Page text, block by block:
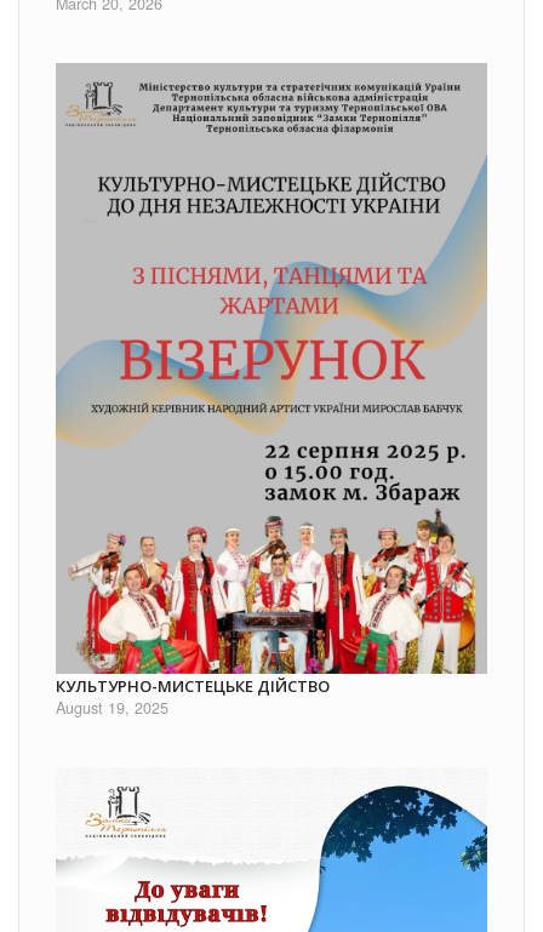
КУЛЬТУРНО-МИСТЕЦЬКЕ ДІЙСТВО
August 19, 2025